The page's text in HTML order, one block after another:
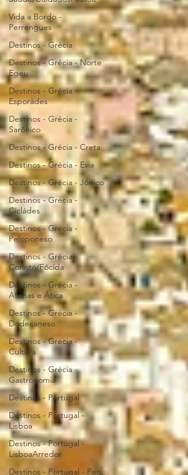
Vida a Bordo -
Perrengues
Destinos - Grécia
Destinos - Grécia - Norte
Egeu
Destinos - Grécia -
Esporádes
Destinos - Grécia -
Sarônico
Destinos - Grécia - Creta
Destinos - Grécia - Evia
Destinos - Grécia - Jônico
Destinos - Grécia -
Cicládes
Destinos - Grécia -
Peloponeso
Destinos - Grécia -
Corinto/Fócida
Destinos - Grécia -
Atenas e Ática
Destinos - Grécia -
Dodecaneso
Destinos - Grécia -
Cultura
Destinos - Grécia -
Gastronomia
Destinos - Portugal
Destinos - Portugal -
Lisboa
Destinos - Portugal -
LisboaArredor
Destinos - Portugal - Pen.